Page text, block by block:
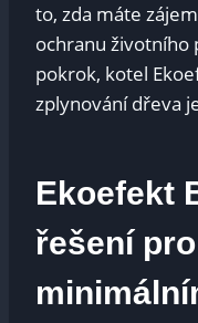
to, zda máte
ochranu životního
pokrok, kotel
zplynování dřeva
Ekoefekt
řešení